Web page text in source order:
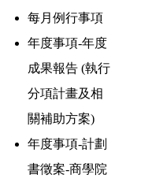
每月例行事項
年度事項-年度
成果報告 (執行
分項計畫及相
關補助方案)
年度事項-計劃
書徵案-商學院